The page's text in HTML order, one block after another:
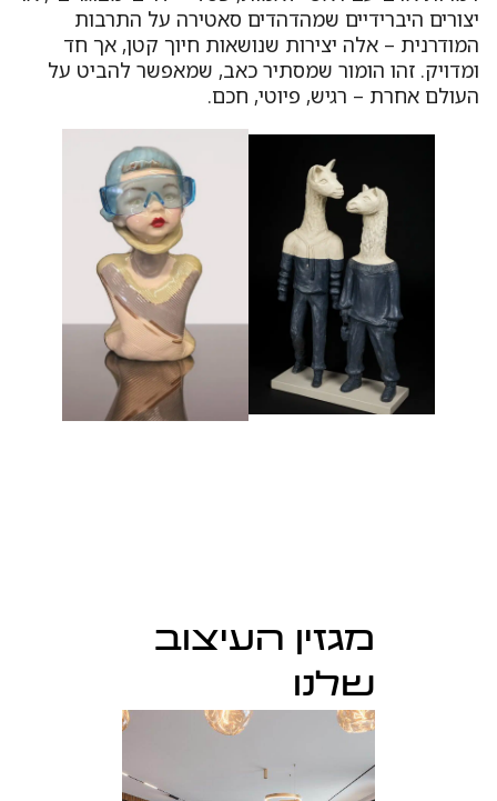
יצורים היברידיים שמהדהדים סאטירה על התרבות
המודרנית – אלה יצירות שנושאות חיוך קטן, אך חד
ומדויק. זהו הומור שמסתיר כאב, שמאפשר להביט על
העולם אחרת – רגיש, פיוטי, חכם.
מגזין העיצוב
שלנו